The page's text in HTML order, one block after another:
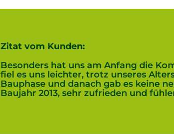
Zitat vom Kunden:
Besonders hat uns am Anfang die
fiel es uns leichter, trotz unseres
Bauphase und danach gab es keine
Baujahr 2013, sehr zufrieden und